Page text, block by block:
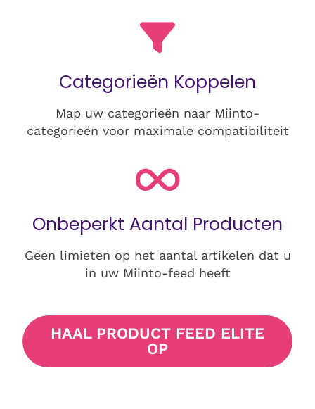
Categorieën Koppelen
Map uw categorieën naar Miinto-
categorieën voor maximale compatibiliteit
Onbeperkt Aantal Producten
Geen limieten op het aantal artikelen dat u
in uw Miinto-feed heeft
HAAL PRODUCT FEED ELITE
OP